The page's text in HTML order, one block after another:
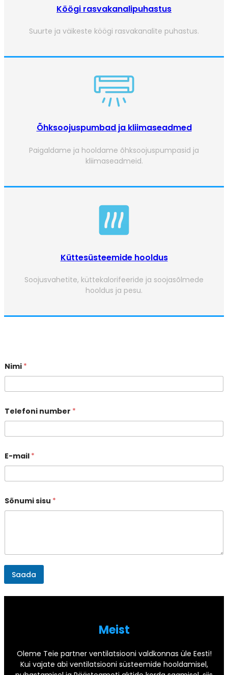
Köögi rasvakanalipuhastus
Suurte ja väikeste köögi rasvakanalite puhastus.
Õhksoojuspumbad ja kliimaseadmed
Paigaldame ja hooldame õhksoojuspumpasid ja
kliimaseadmeid.
Küttesüsteemide hooldus
Soojusvahetite, küttekalorifeeride ja soojasõlmede
hooldus ja pesu.
Nimi *
Telefoni number *
E-mail *
Sõnumi sisu *
Saada
Meist
Oleme Teie partner ventilatsiooni valdkonnas üle Eesti!
Kui vajate abi ventilatsiooni süsteemide hooldamisel,